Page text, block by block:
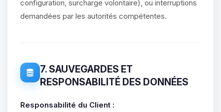
configuration, surcharge volontaire), ou interruptions
demandées par les autorités compétentes.
7. SAUVEGARDES ET
RESPONSABILITÉ DES DONNÉES
Responsabilité du Client :